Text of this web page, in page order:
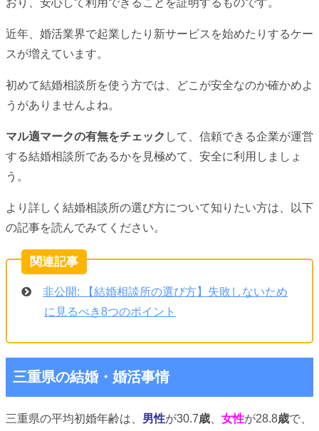
おり、安心して利用できることを証明するものです。
近年、婚活業界で起業したり新サービスを始めたりするケー
スが増えています。
初めて結婚相談所を使う方では、どこが安全なのか確かめよ
うがありませんよね。
マル適マークの有無をチェック して、信頼できる企業が運営
する結婚相談所であるかを見極めて、安全に利用しましょ
う。
より詳しく結婚相談所の選び方について知りたい方は、以下
の記事を読んでみてください。
非公開: 【結婚相談所の選び方】失敗しないため
に見るべき8つのポイント
三重県の結婚・婚活事情
三重県の平均初婚年齢は、 男性が30.7歳 女性が28.8歳で、